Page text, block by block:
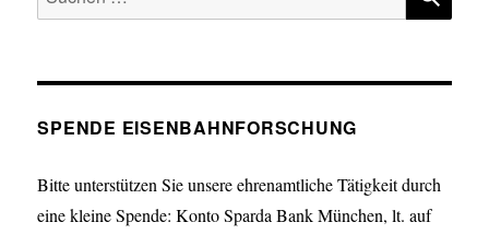
nach:
SPENDE EISENBAHNFORSCHUNG
Bitte unterstützen Sie unsere ehrenamtliche Tätigkeit durch
eine kleine Spende: Konto Sparda Bank München, lt. auf